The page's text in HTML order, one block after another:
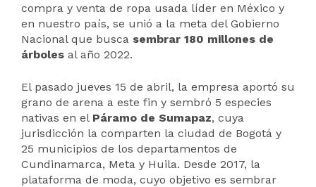
compra y venta de ropa usada líder en México y
en nuestro país, se unió a la meta del Gobierno
Nacional que busca sembrar 180 millones de
árboles al año 2022.
El pasado jueves 15 de abril, la empresa aportó su
grano de arena a este fin y sembró 5 especies
nativas en el Páramo de Sumapaz, cuya
jurisdicción la comparten la ciudad de Bogotá y
25 municipios de los departamentos de
Cundinamarca, Meta y Huila. Desde 2017, la
plataforma de moda, cuyo objetivo es sembrar